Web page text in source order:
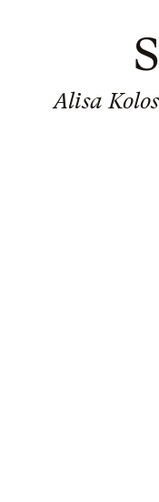
Alisa